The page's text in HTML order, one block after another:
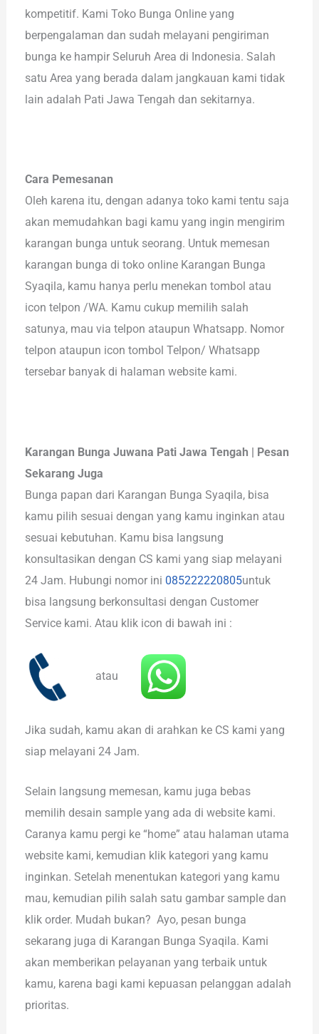
kompetitif. Kami Toko Bunga Online yang
berpengalaman dan sudah melayani pengiriman
bunga ke hampir Seluruh Area di Indonesia. Salah
satu Area yang berada dalam jangkauan kami tidak
lain adalah Pati Jawa Tengah dan sekitarnya.
Cara Pemesanan
Oleh karena itu, dengan adanya toko kami tentu saja
akan memudahkan bagi kamu yang ingin mengirim
karangan bunga untuk seorang. Untuk memesan
karangan bunga di toko online Karangan Bunga
Syaqila, kamu hanya perlu menekan tombol atau
icon telpon /WA. Kamu cukup memilih salah
satunya, mau via telpon ataupun Whatsapp. Nomor
telpon ataupun icon tombol Telpon/ Whatsapp
tersebar banyak di halaman website kami.
Karangan Bunga Juwana Pati Jawa Tengah | Pesan
Sekarang Juga
Bunga papan dari Karangan Bunga Syaqila, bisa
kamu pilih sesuai dengan yang kamu inginkan atau
sesuai kebutuhan. Kamu bisa langsung
konsultasikan dengan CS kami yang siap melayani
24 Jam. Hubungi nomor ini 085222220805untuk
bisa langsung berkonsultasi dengan Customer
Service kami. Atau klik icon di bawah ini :
atau
Jika sudah, kamu akan di arahkan ke CS kami yang
siap melayani 24 Jam.
Selain langsung memesan, kamu juga bebas
memilih desain sample yang ada di website kami.
Caranya kamu pergi ke “home” atau halaman utama
website kami, kemudian klik kategori yang kamu
inginkan. Setelah menentukan kategori yang kamu
mau, kemudian pilih salah satu gambar sample dan
klik order. Mudah bukan? Ayo, pesan bunga
sekarang juga di Karangan Bunga Syaqila. Kami
akan memberikan pelayanan yang terbaik untuk
kamu, karena bagi kami kepuasan pelanggan adalah
prioritas.